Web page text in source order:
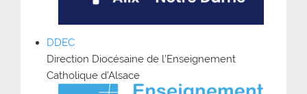
DDEC
Direction Diocésaine de l’Enseignement
Catholique d’Alsace